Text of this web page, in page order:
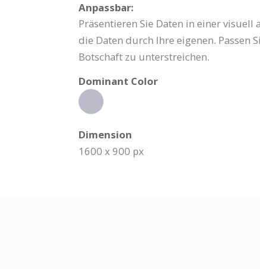
Anpassbar:
Präsentieren Sie Daten in einer
die Daten durch Ihre eigenen. Passen
Botschaft zu unterstreichen.
Dominant Color
Dimension
1600 x 900 px